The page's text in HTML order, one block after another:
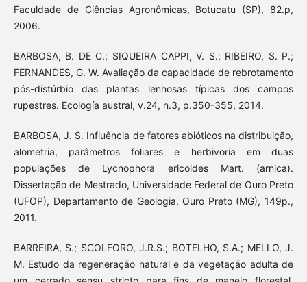
Faculdade de Ciências Agronômicas, Botucatu (SP), 82.p,
2006.
BARBOSA, B. DE C.; SIQUEIRA CAPPI, V. S.; RIBEIRO, S. P.;
FERNANDES, G. W. Avaliação da capacidade de rebrotamento
pós-distúrbio das plantas lenhosas típicas dos campos
rupestres. Ecología austral, v.24, n.3, p.350-355, 2014.
BARBOSA, J. S. Influência de fatores abióticos na distribuição,
alometria, parâmetros foliares e herbivoria em duas
populações de Lycnophora ericoides Mart. (arnica).
Dissertação de Mestrado, Universidade Federal de Ouro Preto
(UFOP), Departamento de Geologia, Ouro Preto (MG), 149p.,
2011.
BARREIRA, S.; SCOLFORO, J.R.S.; BOTELHO, S.A.; MELLO, J.
M. Estudo da regeneração natural e da vegetação adulta de